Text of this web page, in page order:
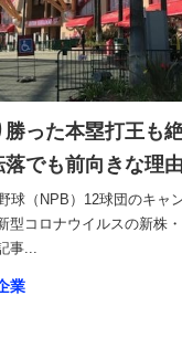
ADOPTABLE DOG
った本塁打王も
でも前向きな理由
球（NPB）12球団のキャ
型コロナウイルスの新株
事...
業